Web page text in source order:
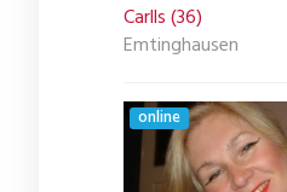
Carlls (36)
Emtinghausen
online